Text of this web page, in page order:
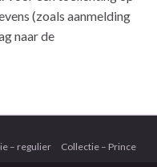
(zoals aanmelding
naar de
– regulier Collectie – Prince